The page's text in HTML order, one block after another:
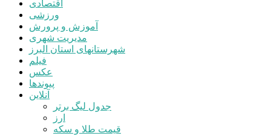
اقتصادی
ورزشی
آموزش و پرورش
مدیریت شهری
شهرستانهای استان البرز
فیلم
عکس
پیوندها
آنلاین
جدول لیگ برتر
ارز
قیمت طلا و سکه